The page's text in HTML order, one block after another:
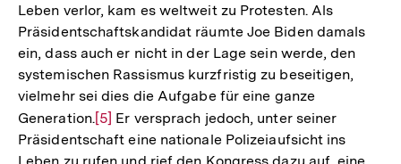
Leben verlor, kam es weltweit zu Protesten. Als
Präsidentschaftskandidat räumte Joe Biden damals
ein, dass auch er nicht in der Lage sein werde, den
systemischen Rassismus kurzfristig zu beseitigen,
vielmehr sei dies die Aufgabe für eine ganze
Generation.Zur
Auflösung
[5] Er versprach jedoch, unter seiner
Präsidentschaft eine nationale Polizeiaufsicht ins
Leben zu rufen und rief den Kongress dazu auf, eine